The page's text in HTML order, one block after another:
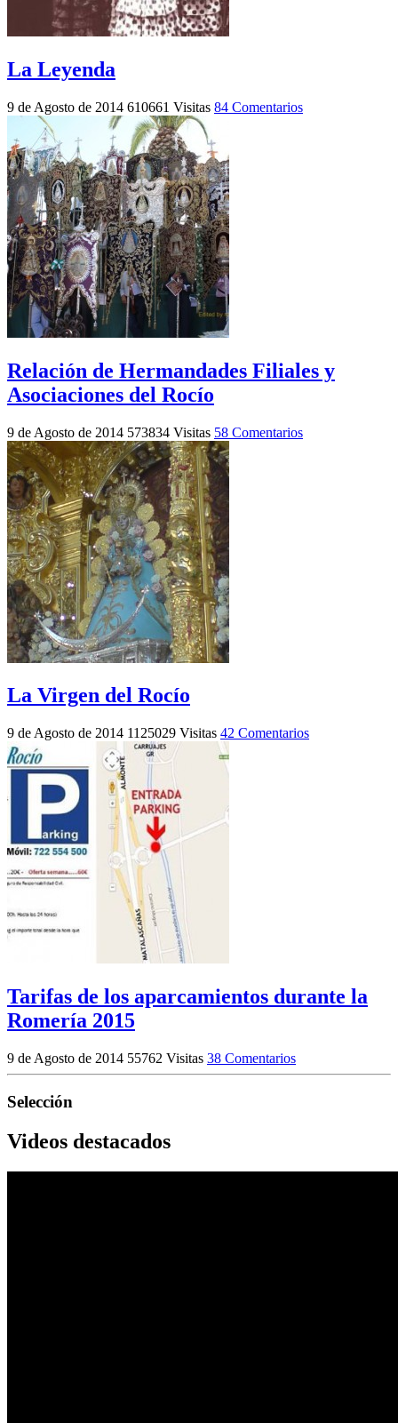
La Leyenda
9 de Agosto de 2014 610661 Visitas 84 Comentarios
Relación de Hermandades Filiales y
Asociaciones del Rocío
9 de Agosto de 2014 573834 Visitas 58 Comentarios
La Virgen del Rocío
9 de Agosto de 2014 1125029 Visitas 42 Comentarios
Tarifas de los aparcamientos durante la
Romería 2015
9 de Agosto de 2014 55762 Visitas 38 Comentarios
Selección
Videos destacados